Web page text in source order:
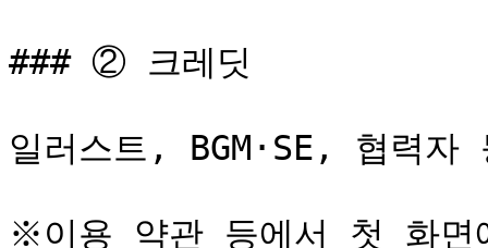
### ② 크레딧
일러스트, BGM·SE, 협력
※이용 약관 등에서 첫 화면